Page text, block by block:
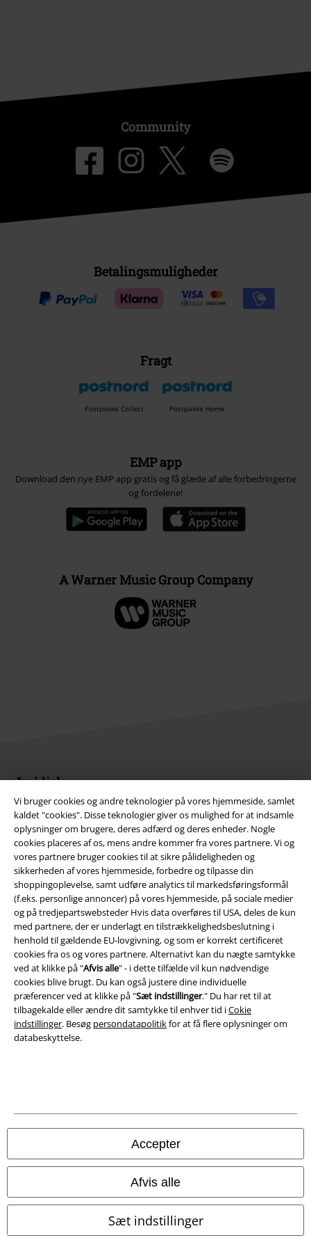
Vi bruger cookies og andre teknologier på vores hjemmeside, samlet
kaldet "cookies". Disse teknologier giver os mulighed for at indsamle
oplysninger om brugere, deres adfærd og deres enheder. Nogle
cookies placeres af os, mens andre kommer fra vores partnere. Vi og
vores partnere bruger cookies til at sikre pålideligheden og
sikkerheden af ​​vores hjemmeside, forbedre og tilpasse din
shoppingoplevelse, samt udføre analytics til markedsføringsformål
(f.eks. personlige annoncer) på vores hjemmeside, på sociale medier
og på tredjepartswebsteder Hvis data overføres til USA, deles de kun
med partnere, der er underlagt en tilstrækkelighedsbeslutning i
henhold til gældende EU-lovgivning, og som er korrekt certificeret
cookies fra os og vores partnere. Alternativt kan du nægte samtykke
ved at klikke på "Afvis alle" - i dette tilfælde vil kun nødvendige
cookies blive brugt. Du kan også justere dine individuelle
præferencer ved at klikke på "Sæt indstillinger." Du har ret til at
tilbagekalde eller ændre dit samtykke til enhver tid iCokie
indstillinger. Besøg persondatapolitikfor at få flere oplysninger om
databeskyttelse.
Accepter
Afvis alle
Sæt indstillinger
Community
Betalingsmuligheder
Fragt
Postpakke Collect Postpakke Home
EMP app
Download den nye EMP app gratis og få glæde af alle forbedringerne
og fordelene!
A Warner Music Group Company
Juridisk
Salgs-, medlems- & leveringsbetingelser
Om EMP Danmark
Persondatapolitik
Bortskaffelse af affald og miljøbeskyttelse
Overensstemmelseserklæring
Oplysninger om tilgængelighed
Cokie indstillinger
Bekræft annullering
EMP Webshops